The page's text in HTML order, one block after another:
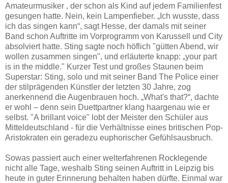
Amateurmusiker , der schon als Kind auf jedem Familienfest
gesungen hatte. Nein, kein Lampenfieber. „Ich wusste, dass
ich das singen kann“, sagt Hesse, der damals mit seiner
Band schon Auftritte im Vorprogramm von Karussell und City
absolviert hatte. Sting sagte noch höflich "gütten Abend, wir
wollen zusammen singen", und erläuterte knapp: „your part
is in the middle." Kurzer Test und großes Staunen beim
Superstar: Sting, solo und mit seiner Band The Police einer
der stilprägenden Künstler der letzten 30 Jahre, zog
anerkennend die Augenbrauen hoch. „What's that?“, dachte
er wohl – denn sein Duettpartner klang haargenau wie er
selbst. "A brillant voice" lobt der Meister den Schüler aus
Mitteldeutschland - für die Verhältnisse eines britischen Pop-
Aristokraten ein geradezu euphorischer Gefühlsausbruch.
Sowas passiert auch einer welterfahrenen Rocklegende
nicht alle Tage, weshalb Sting seinen Auftritt in Leipzig bis
heute in guter Erinnerung behalten haben dürfte. Einmal war